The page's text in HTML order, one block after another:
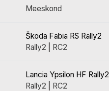
Meeskond
Škoda Fabia RS Rally2
Rally2 | RC2
Lancia Ypsilon HF Rally2
Rally2 | RC2